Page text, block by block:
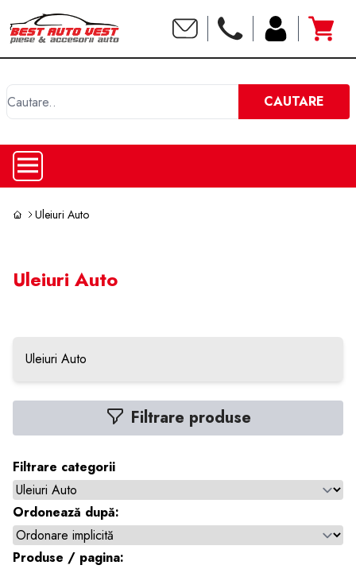
CAUTARE
Uleiuri Auto
Uleiuri Auto
Uleiuri Auto
Filtrare produse
Filtrare categorii
Ordonează după:
Produse / pagina: